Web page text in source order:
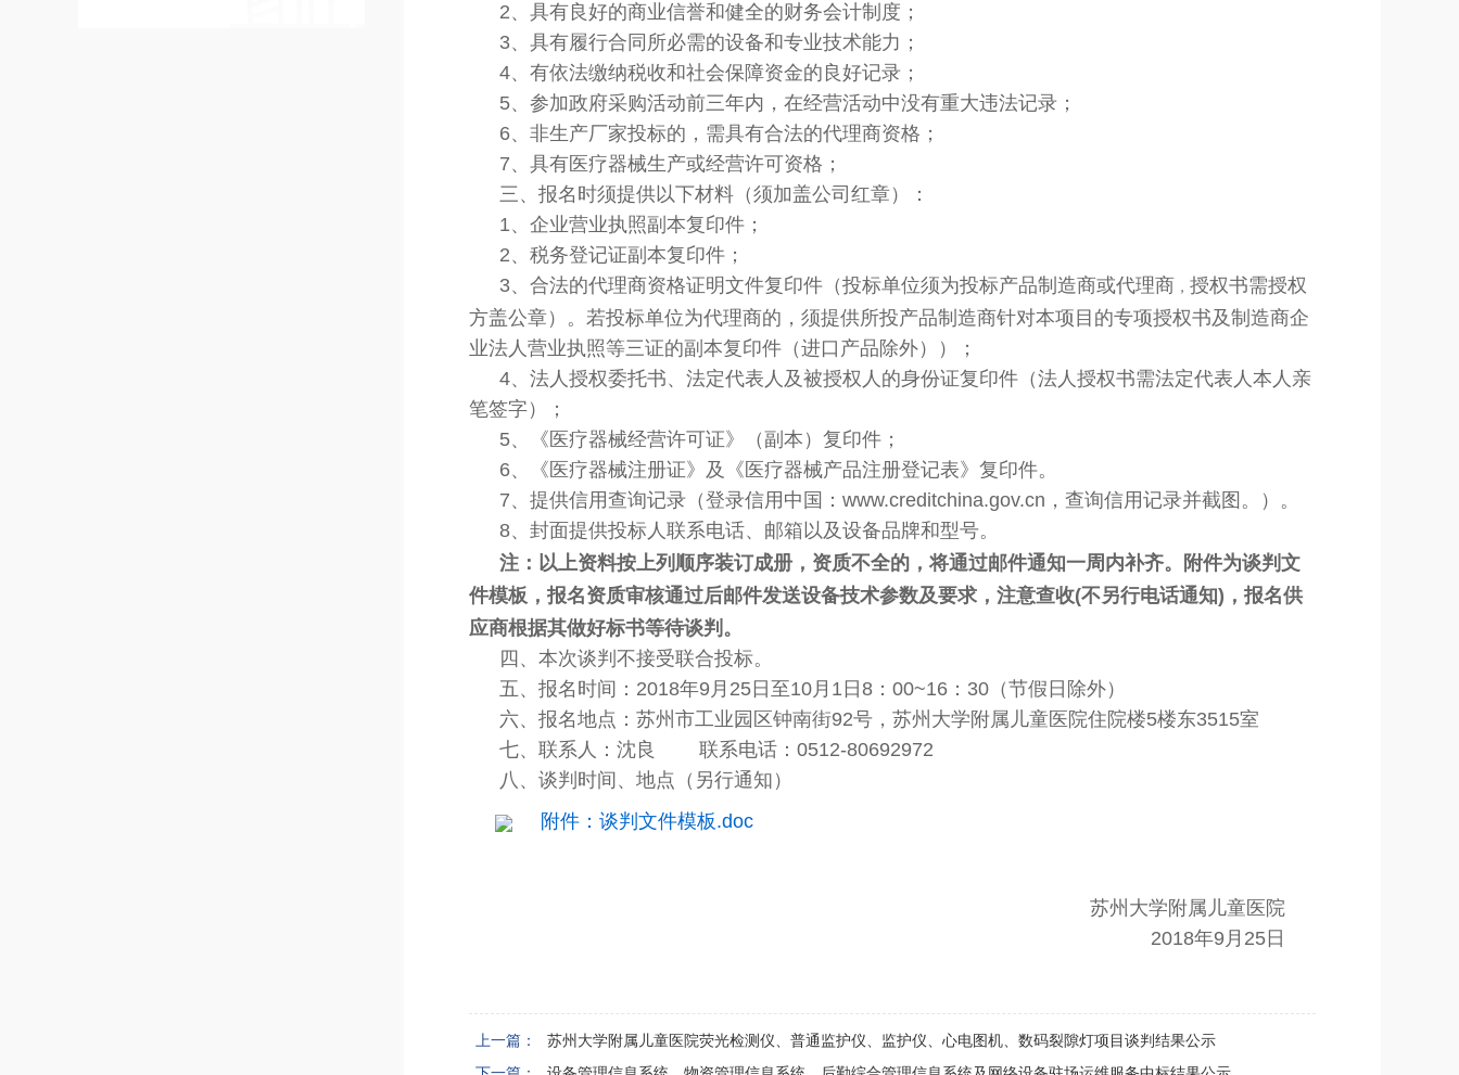
2、具有良好的商业信誉和健全的财务会计制度；
3、具有履行合同所必需的设备和专业技术能力；
4、有依法缴纳税收和社会保障资金的良好记录；
5、参加政府采购活动前三年内，在经营活动中没有重大违法记录；
6、非生产厂家投标的，需具有合法的代理商资格；
7、具有医疗器械生产或经营许可资格；
三、报名时须提供以下材料（须加盖公司红章）：
1、企业营业执照副本复印件；
2、税务登记证副本复印件；
3、合法的代理商资格证明文件复印件（投标单位须为投标产品制造商或代理商 ， 授权书需授权
方盖公章） 。若投标单位为代理商的，须提供所投产品制造商针对本项目的专项授权书及制造商企
业法人营业执照等三证的副本复印件（进口产品除外））；
4、法人授权委托书、法定代表人及被授权人的身份证复印件（法人授权书需法定代表人本人亲
笔签字）；
5、《医疗器械经营许可证》（副本）复印件；
6、《医疗器械注册证》及《医疗器械产品注册登记表》复印件。
7、提供信用查询记录（登录信用中国：www.creditchina.gov.cn，查询信用记录并截图。）。
8、封面提供投标人联系电话、邮箱以及设备品牌和型号。
注： 以上资料按上列顺序装订成册， 资质不全的，将通过邮件通知一周内补齐。附件为谈判文
件模板，报名资质审核通过后邮件发送设备技术参数及要求 ，注意查收(不另行电话通知) ，报名供
应商根据其做好标书等待谈判。
四、本次谈判不接受联合投标。
五、报名时间：2018年9月25日至10月1日8：00~16：30（节假日除外）
六、报名地点：苏州市工业园区钟南街92号，苏州大学附属儿童医院住院楼5楼东3515室
七、联系人：沈良 联系电话：0512-80692972
八、谈判时间、地点（另行通知）
附件：谈判文件模板.doc
苏州大学附属儿童医院
2018年9月25日
上一篇：
苏州大学附属儿童医院荧光检测仪、普通监护仪、监护仪、心电图机、数码裂隙灯项目谈判结果公示